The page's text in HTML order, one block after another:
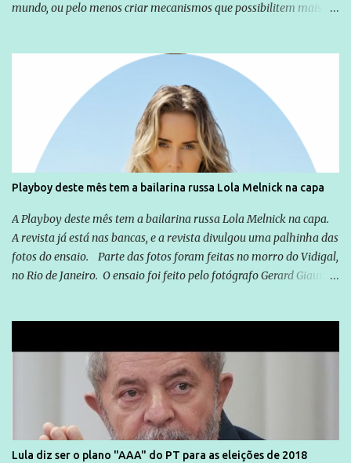
mundo, ou pelo menos criar mecanismos que possibilitem mais e
empreendedor da comunicação, que além de informação
cotidiana, corriqueira e cada vez mais preocupantes, do tipo que
você já esta acostumado a ver neste espaço, vou trabalhar a ideia
que possibilite distribuir não só informações, mas que gere de
forma consistente a riqueza do conhecimento... Exemplo: o
cidadão brasileiro não precisa só ser informado sobre operações
quem vai ser preso ou não; é preciso levar até as pessoas, do mais
simples ao mais burguês, o que diz a nossa Constituição, quais são
seus direitos e deveres em ...
Playboy deste mês tem a bailarina russa Lola Melnick na capa
A Playboy deste mês tem a bailarina russa Lola Melnick na capa.
A revista já está nas bancas, e a revista divulgou uma palhinha das
fotos do ensaio. Parte das fotos foram feitas no morro do Vidigal,
no Rio de Janeiro. O ensaio foi feito pelo fotógrafo Gerard Giaume
Lula diz ser o plano "AAA" do PT para as eleições de 2018